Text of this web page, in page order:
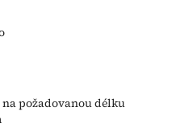
požadovanou délku